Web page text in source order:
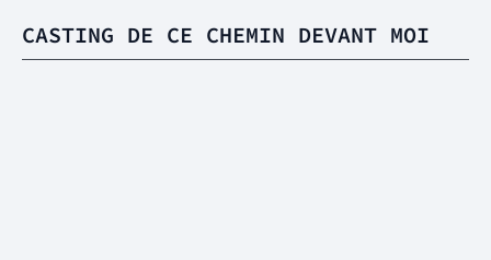
CASTING DE CE CHEMIN DEVANT MOI